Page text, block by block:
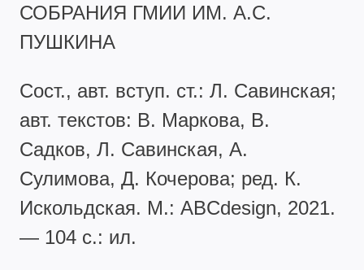
СОБРАНИЯ ГМИИ ИМ. А.С.
ПУШКИНА
Сост., авт. вступ. ст.: Л. Савинская;
авт. текстов: В. Маркова, В.
Садков, Л. Савинская, А.
Сулимова, Д. Кочерова; ред. К.
Искольдская. М.: ABCdesign, 2021.
— 104 с.: ил.